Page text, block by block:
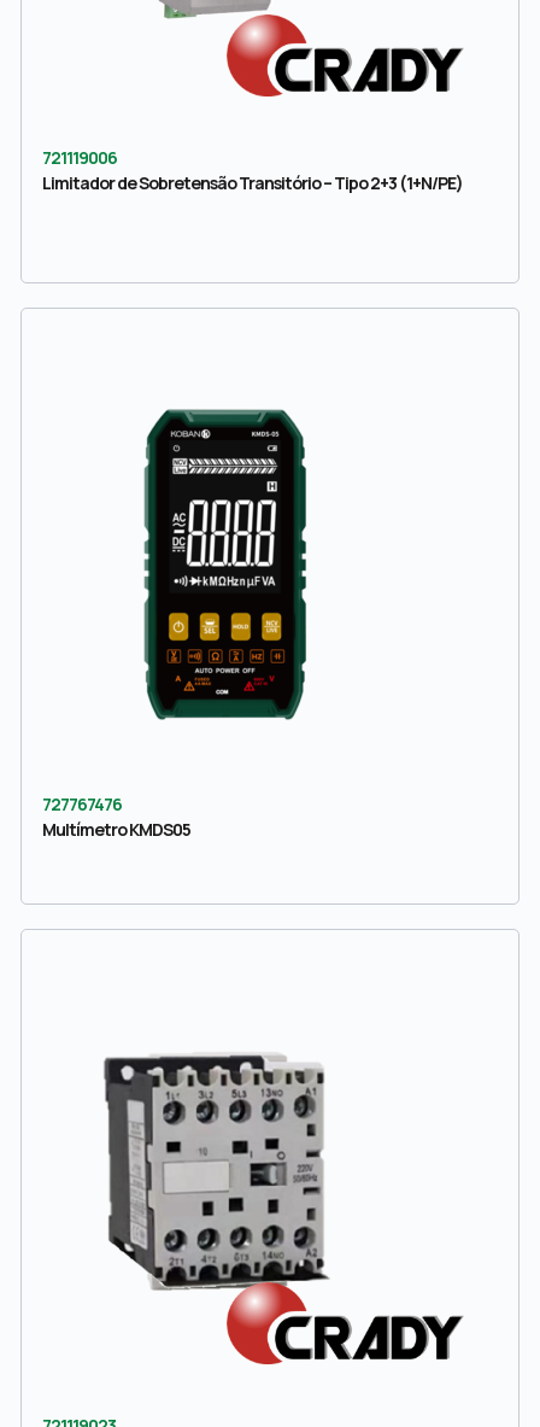
721119006
Limitador de Sobretensão Transitório – Tipo 2+3 (1+N/PE)
727767476
Multímetro KMDS05